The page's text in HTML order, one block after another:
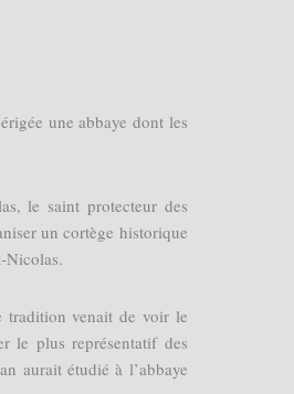
une abbaye dont les
le saint protecteur des
un cortège historique
Nicolas.
tradition venait de voir le
le plus représentatif des
aurait étudié à l’abbaye